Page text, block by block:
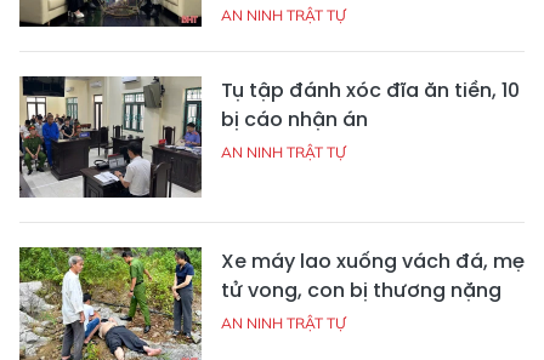
AN NINH TRẬT TỰ
Tụ tập đánh xóc đĩa ăn tiền, 10
bị cáo nhận án
AN NINH TRẬT TỰ
Xe máy lao xuống vách đá, mẹ
tử vong, con bị thương nặng
AN NINH TRẬT TỰ